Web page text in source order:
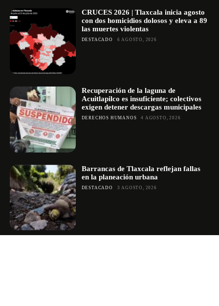
CRUCES 2026 | Tlaxcala inicia agosto
con dos homicidios dolosos y eleva a 89
las muertes violentas
DESTACADO 6 AGOSTO, 2026
Recuperación de la laguna de
Acuitlapilco es insuficiente; colectivos
exigen detener descargas municipales
DERECHOS HUMANOS 4 AGOSTO, 2026
Barrancas de Tlaxcala reflejan fallas
en la planeación urbana
DESTACADO 3 AGOSTO, 2026